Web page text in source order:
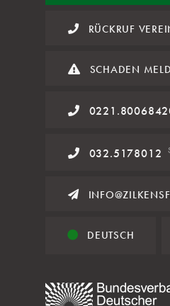
RÜCKRUF
SCHADEN
032.5178012
DEUTSCH